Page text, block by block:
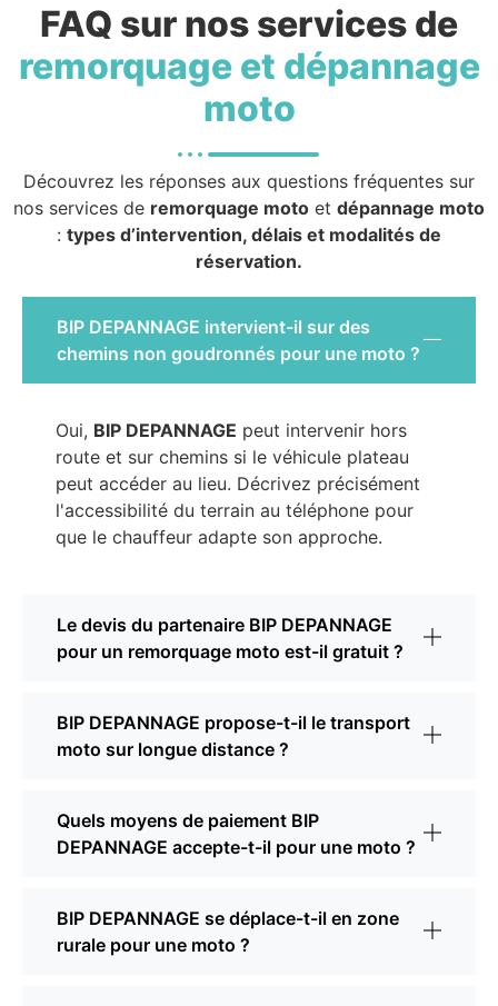
FAQ sur nos services de
remorquage et dépannage
moto
Découvrez les réponses aux questions fréquentes sur
nos services de remorquage moto et dépannage moto
: types d’intervention, délais et modalités de
réservation.
BIP DEPANNAGE intervient-il sur des
chemins non goudronnés pour une moto ?
Oui, BIP DEPANNAGE peut intervenir hors
route et sur chemins si le véhicule plateau
peut accéder au lieu. Décrivez précisément
l'accessibilité du terrain au téléphone pour
que le chauffeur adapte son approche.
Le devis du partenaire BIP DEPANNAGE
pour un remorquage moto est-il gratuit ?
BIP DEPANNAGE propose-t-il le transport
moto sur longue distance ?
Quels moyens de paiement BIP
DEPANNAGE accepte-t-il pour une moto ?
BIP DEPANNAGE se déplace-t-il en zone
rurale pour une moto ?